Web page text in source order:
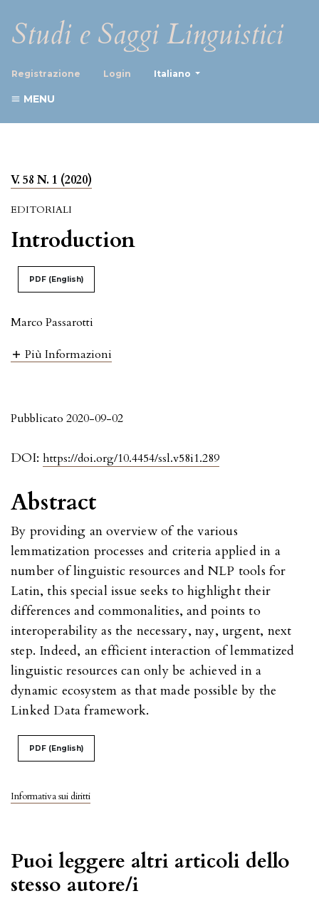
Studi e Saggi Linguistici
Registrazione Login Italiano
MENU
V. 58 N. 1 (2020)
EDITORIALI
Introduction
PDF (English)
Marco Passarotti
Più Informazioni
DOI: https://doi.org/10.4454/ssl.v58i1.289
Pubblicato 2020-09-02
Informativa sui diritti
Abstract
By providing an overview of the various
lemmatization processes and criteria applied in a
number of linguistic resources and NLP tools for
Latin, this special issue seeks to highlight their
differences and commonalities, and points to
interoperability as the necessary, nay, urgent, next
step. Indeed, an efficient interaction of lemmatized
linguistic resources can only be achieved in a
dynamic ecosystem as that made possible by the
Linked Data framework.
PDF (English)
Puoi leggere altri articoli dello
stesso autore/i